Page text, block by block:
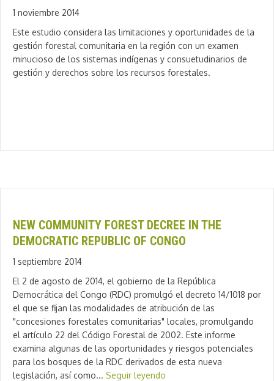
1 noviembre 2014
Este estudio considera las limitaciones y oportunidades de la
gestión forestal comunitaria en la región con un examen
minucioso de los sistemas indígenas y consuetudinarios de
gestión y derechos sobre los recursos forestales.
NEW COMMUNITY FOREST DECREE IN THE
DEMOCRATIC REPUBLIC OF CONGO
1 septiembre 2014
El 2 de agosto de 2014, el gobierno de la República
Democrática del Congo (RDC) promulgó el decreto 14/1018 por
el que se fijan las modalidades de atribución de las
"concesiones forestales comunitarias" locales, promulgando
el artículo 22 del Código Forestal de 2002. Este informe
examina algunas de las oportunidades y riesgos potenciales
para los bosques de la RDC derivados de esta nueva
legislación, así como... Seguir leyendo